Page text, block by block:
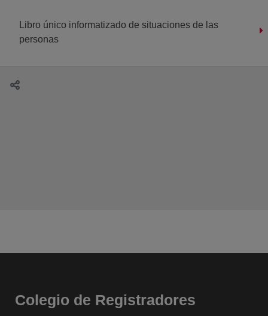
Libro único informatizado de situaciones de las
personas
Colegio de Registradores